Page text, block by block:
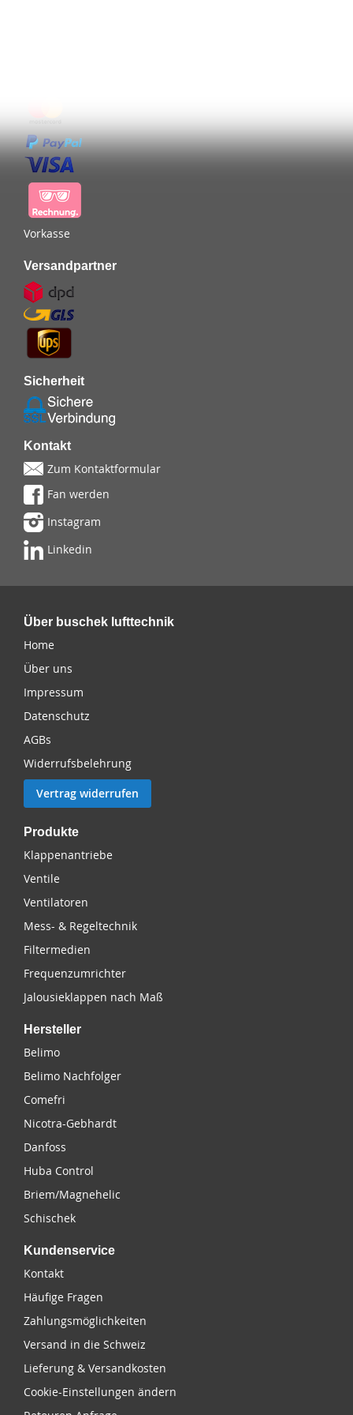
Vorkasse
Versandpartner
Sicherheit
Kontakt
Zum Kontaktformular
Fan werden
Instagram
Linkedin
Über buschek lufttechnik
Home
Über uns
Impressum
Datenschutz
AGBs
Widerrufsbelehrung
Vertrag widerrufen
Produkte
Klappenantriebe
Ventile
Ventilatoren
Mess- & Regeltechnik
Filtermedien
Frequenzumrichter
Jalousieklappen nach Maß
Hersteller
Belimo
Belimo Nachfolger
Comefri
Nicotra-Gebhardt
Danfoss
Huba Control
Briem/Magnehelic
Schischek
Kundenservice
Kontakt
Häufige Fragen
Zahlungsmöglichkeiten
Versand in die Schweiz
Lieferung & Versandkosten
Cookie-Einstellungen ändern